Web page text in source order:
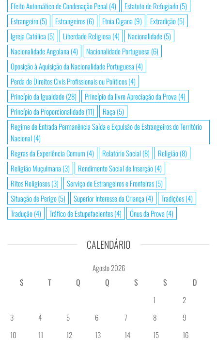
Efeito Automático de Condenação Penal (4) Estatuto de Refugiado(5)
Estrangeiro(5) Estrangeiros(6) Etnia Cigana (9) Extradição(5)
Igreja Católica (5) Liberdade Religiosa (4) Nacionalidade(5)
Nacionalidade Angolana (4) Nacionalidade Portuguesa (6)
Oposição à Aquisição da Nacionalidade Portuguesa (4)
Perda de Direitos Civis Profissionais ou Políticos(4)
Princípio da Igualdade(28) Princípio da livre Apreciação da Prova (4)
Princípio da Proporcionalidade(11) Raça (5)
Regime de Entrada Permanência Saída e Expulsão de Estrangeiros do Território
Nacional (4)
Regras da Experiência Comum (4) Relatório Social (8) Religião(8)
Religião Muçulmana (3) Rendimento Social de Inserção(4)
Ritos Religiosos(3) Serviço de Estrangeiros e Fronteiras(5)
Situação de Perigo(5) Superior Interesse da Criança (4) Tradições(4)
Tradução(4) Tráfico de Estupefacientes(4) Ónus da Prova (4)
CALENDÁRIO
Agosto 2026
S
T Q Q S S
D
1
2
3
4 5 6 7 8
9
10
11 12 13 14 15
16